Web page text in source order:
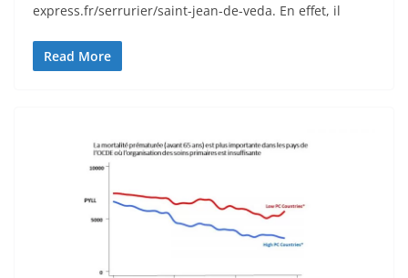
express.fr/serrurier/saint-jean-de-veda. En effet, il
Read More